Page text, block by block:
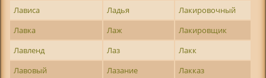
Лависа
Ладья
Лакировочный
Лавка
Лаж
Лакировщик
Лавленд
Лаз
Лакк
Лавовый
Лазание
Лакказ